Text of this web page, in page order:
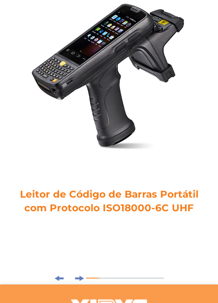
Leitor de Código de Barras Portátil
com Protocolo ISO18000-6C UHF